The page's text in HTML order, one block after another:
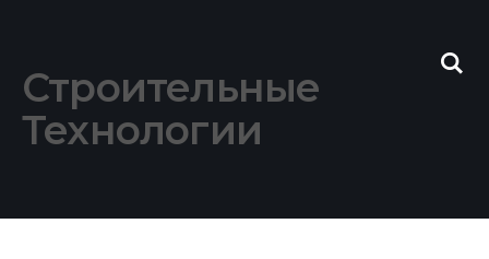
Строительные
Технологии